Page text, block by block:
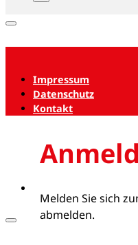
Impressum
Datenschutz
Kontakt
Melden Sie sich
abmelden.